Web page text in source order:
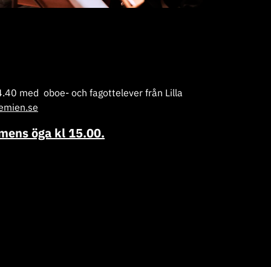
med oboe- och fagottelever från Lilla
öga kl 15.00.